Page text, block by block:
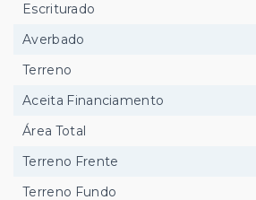
Escriturado
Averbado
Terreno
Aceita Financiamento
Área Total
Terreno Frente
Terreno Fundo